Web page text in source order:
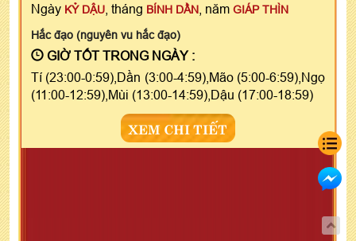
Ngày KỶ DẬU , tháng BÍNH DẦN , năm GIÁP THÌN
Hắc đạo (nguyên vu hắc đạo)
GIỜ TỐT TRONG NGÀY :
Tí (23:00-0:59),Dần (3:00-4:59),Mão (5:00-6:59),Ngọ
(11:00-12:59),Mùi (13:00-14:59),Dậu (17:00-18:59)
XEM CHI TIẾT